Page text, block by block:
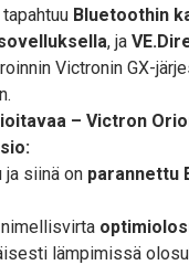
Bluetoothin
, ja
Victronin GX-
– Victron
ja siinä on parannettu
lämpimissä